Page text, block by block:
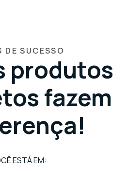
DE SUCESSO
produtos
fazem
ESTÁ EM: